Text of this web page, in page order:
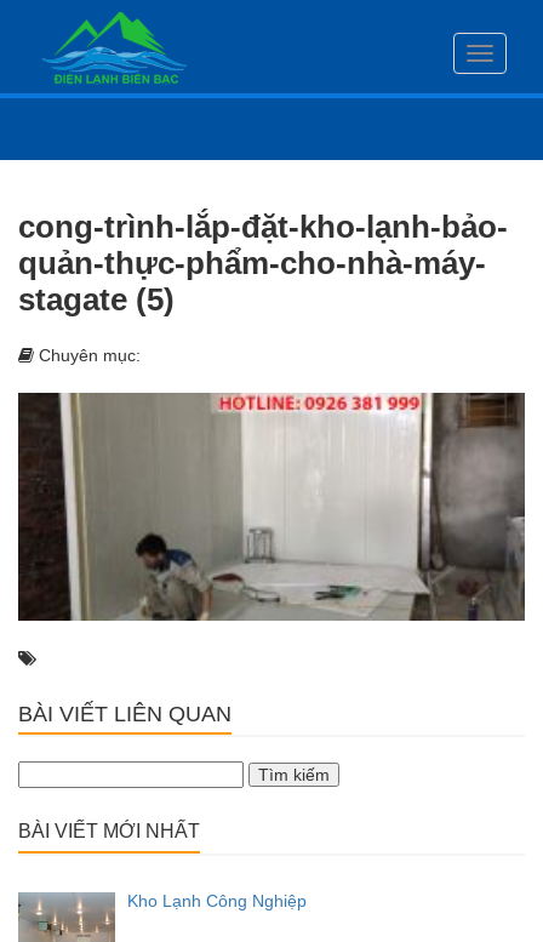
Toggle
cong-trình-lắp-đặt-kho-lạnh-bảo-
quản-thực-phẩm-cho-nhà-máy-
stagate (5)
Chuyên mục:
BÀI VIẾT LIÊN QUAN
kiếm
BÀI VIẾT MỚI NHẤT
Kho Lạnh Công Nghiệp